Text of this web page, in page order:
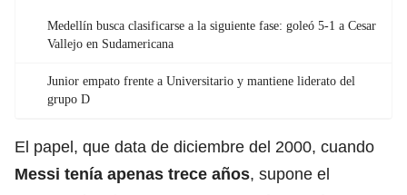
Medellín busca clasificarse a la siguiente fase: goleó 5-1 a Cesar
Vallejo en Sudamericana
Junior empato frente a Universitario y mantiene liderato del
grupo D
El papel, que data de diciembre del 2000, cuando
Messi tenía apenas trece años, supone el